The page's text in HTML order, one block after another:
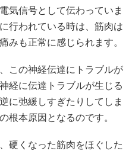
気信号として伝わっていま
行われている時は、筋肉は
みも正常に感じられます。
この神経伝達にトラブルが
経に伝達トラブルが生じる
に弛緩しすぎたりしてしま
根本原因となるのです。
硬くなった筋肉をほぐした